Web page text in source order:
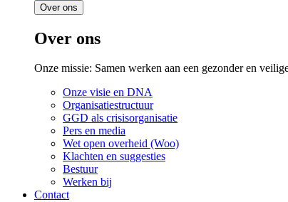
Over ons
Over ons
Onze missie: Samen werken aan een gezonder en
Onze visie en DNA
Organisatiestructuur
GGD als crisisorganisatie
Pers en media
Wet open overheid (Woo)
Klachten en suggesties
Bestuur
Werken bij
Contact